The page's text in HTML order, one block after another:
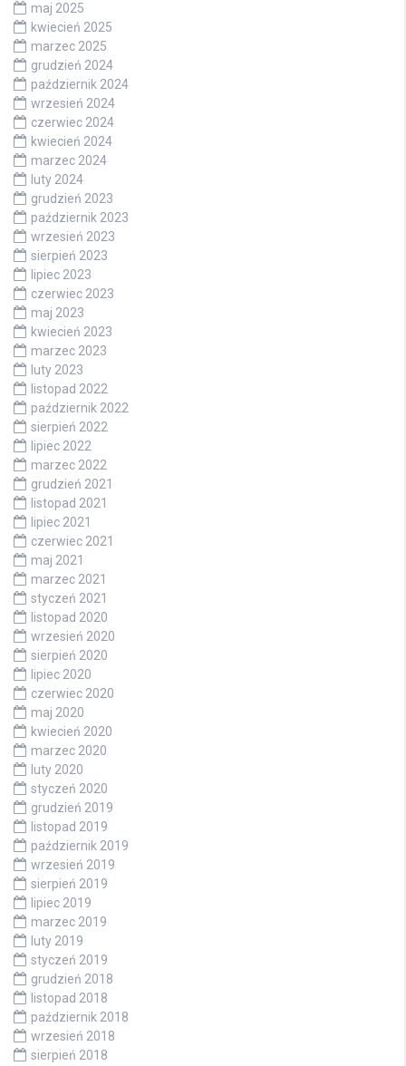
maj 2025
kwiecień 2025
marzec 2025
grudzień 2024
październik 2024
wrzesień 2024
czerwiec 2024
kwiecień 2024
marzec 2024
luty 2024
grudzień 2023
październik 2023
wrzesień 2023
sierpień 2023
lipiec 2023
czerwiec 2023
maj 2023
kwiecień 2023
marzec 2023
luty 2023
listopad 2022
październik 2022
sierpień 2022
lipiec 2022
marzec 2022
grudzień 2021
listopad 2021
lipiec 2021
czerwiec 2021
maj 2021
marzec 2021
styczeń 2021
listopad 2020
wrzesień 2020
sierpień 2020
lipiec 2020
czerwiec 2020
maj 2020
kwiecień 2020
marzec 2020
luty 2020
styczeń 2020
grudzień 2019
listopad 2019
październik 2019
wrzesień 2019
sierpień 2019
lipiec 2019
marzec 2019
luty 2019
styczeń 2019
grudzień 2018
listopad 2018
październik 2018
wrzesień 2018
sierpień 2018